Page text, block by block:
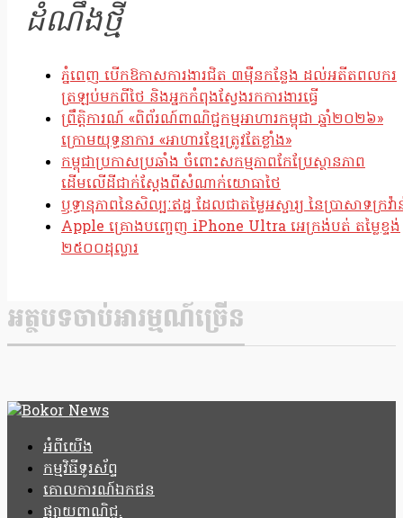
ដំណឹងថ្មី
ភ្នំពេញ បើកឱកាសការងារជិត ៣ម៉ឺនកន្លែង ដល់អតីតពលករ
ត្រឡប់មកពីថៃ និងអ្នកកំពុងស្វែងរកការងារធ្វើ
ព្រឹត្តិការណ៍ «ពិព័រណ៍ពាណិជ្ជកម្មអាហារកម្ពុជា ឆ្នាំ២០២៦»
ក្រោមយុទ្ធនាការ «អាហារខ្មែរត្រូវតែខ្លាំង»
កម្ពុជាប្រកាសប្រឆាំង ចំពោះសកម្មភាពកែប្រែស្ថានភាព
ដើមលើដីជាក់ស្តែងពីសំណាក់យោធាថៃ
ឫទ្ធានុភាពនៃសិល្បៈឥដ្ឋ ដែលជាតម្លៃអស្ចារ្យ នៃប្រាសាទក្រវ៉
Apple គ្រោងបញ្ចេញ iPhone Ultra អេក្រង់បត់ តម្លៃខ្ទង់
២៥០០ដុល្លារ
អត្ថបទចាប់អារម្មណ៍ច្រើន
អំពីយើង
កម្មវិធីទូរស័ព្ទ
គោលការណ៍ឯកជន
ផ្សាយពាណិជ្ជ.